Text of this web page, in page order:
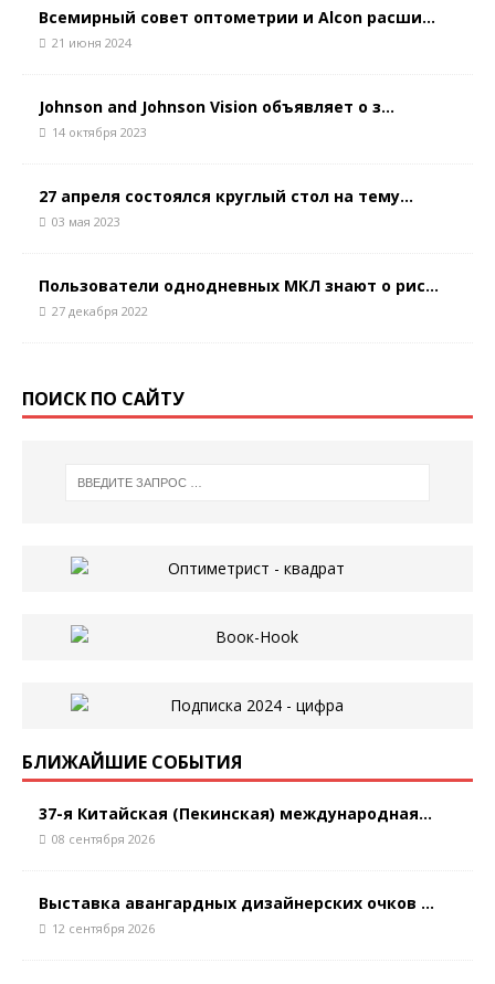
Всемирный совет оптометрии и Alcon расши...
21 июня 2024
Johnson and Johnson Vision объявляет о з...
14 октября 2023
27 апреля состоялся круглый стол на тему...
03 мая 2023
Пользователи однодневных МКЛ знают о рис...
27 декабря 2022
ПОИСК ПО САЙТУ
БЛИЖАЙШИЕ СОБЫТИЯ
37-я Китайская (Пекинская) международная...
08 сентября 2026
Выставка авангардных дизайнерских очков ...
12 сентября 2026